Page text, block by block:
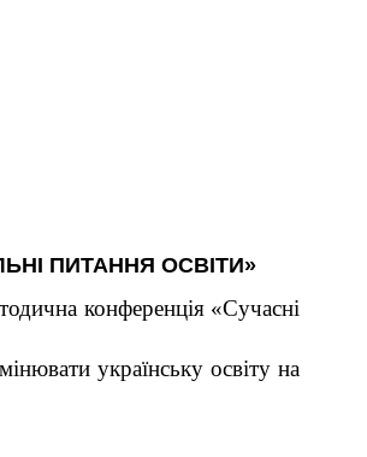
ПИТАННЯ ОСВІТИ»
конференція «Сучасні
українську освіту на